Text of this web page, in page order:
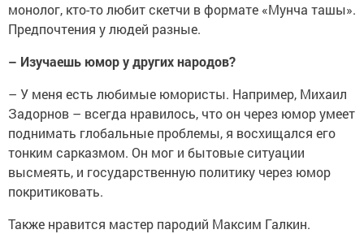
монолог, кто-то любит скетчи в формате «Мунча ташы».
Предпочтения у людей разные.
– Изучаешь юмор у других народов?
– У меня есть любимые юмористы. Например, Михаил
Задорнов – всегда нравилось, что он через юмор умеет
поднимать глобальные проблемы, я восхищался его
тонким сарказмом. Он мог и бытовые ситуации
высмеять, и государственную политику через юмор
покритиковать.
Также нравится мастер пародий Максим Галкин.